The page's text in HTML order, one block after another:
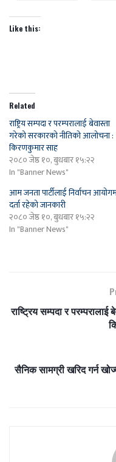
Like this:
Related
राष्ट्रिय सम्पदा र परम्परालाई बेवास्ता
गरेको सरकारको नीतिको आलोचना :
किरणकुमार साह
२०८० जेष्ठ १०, बुधबार १५:२२
In "Banner News"
आम जनता पार्टीलाई निर्वाचन
दर्ता रहेको जानकारी
२०८० जेष्ठ १०, बुधबार १५:२२
In "Banner News"
राष्ट्रिय सम्पदा र
सैनिक सामग्री खरिद गर्न